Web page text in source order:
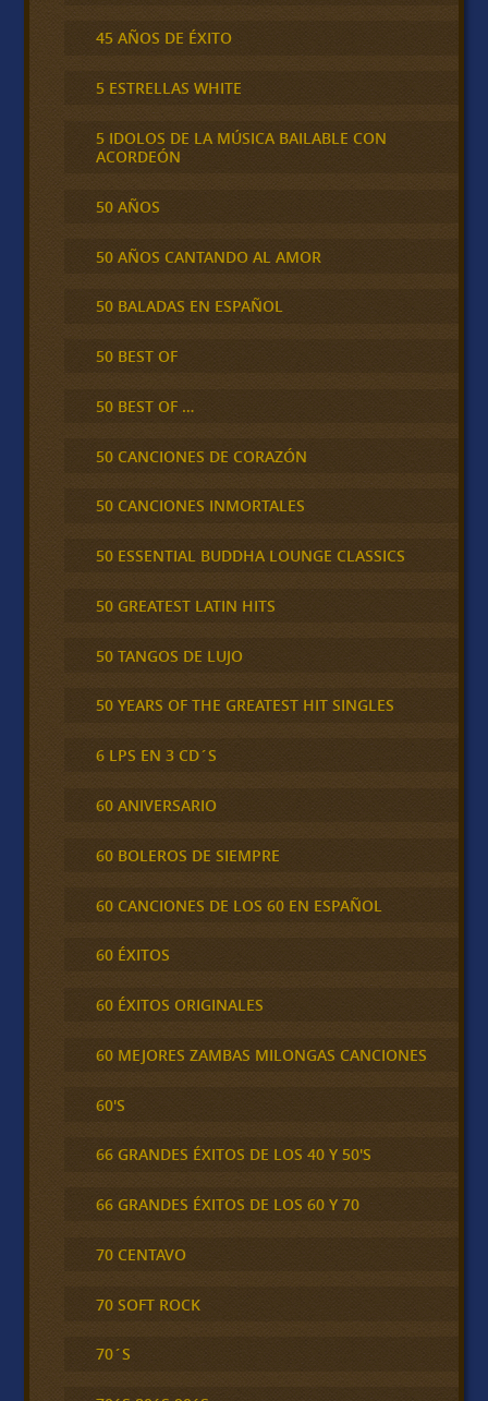
45 AÑOS DE ÉXITO
5 ESTRELLAS WHITE
5 IDOLOS DE LA MÚSICA BAILABLE CON
ACORDEÓN
50 AÑOS
50 AÑOS CANTANDO AL AMOR
50 BALADAS EN ESPAÑOL
50 BEST OF
50 BEST OF …
50 CANCIONES DE CORAZÓN
50 CANCIONES INMORTALES
50 ESSENTIAL BUDDHA LOUNGE CLASSICS
50 GREATEST LATIN HITS
50 TANGOS DE LUJO
50 YEARS OF THE GREATEST HIT SINGLES
6 LPS EN 3 CD´S
60 ANIVERSARIO
60 BOLEROS DE SIEMPRE
60 CANCIONES DE LOS 60 EN ESPAÑOL
60 ÉXITOS
60 ÉXITOS ORIGINALES
60 MEJORES ZAMBAS MILONGAS CANCIONES
60'S
66 GRANDES ÉXITOS DE LOS 40 Y 50'S
66 GRANDES ÉXITOS DE LOS 60 Y 70
70 CENTAVO
70 SOFT ROCK
70´S